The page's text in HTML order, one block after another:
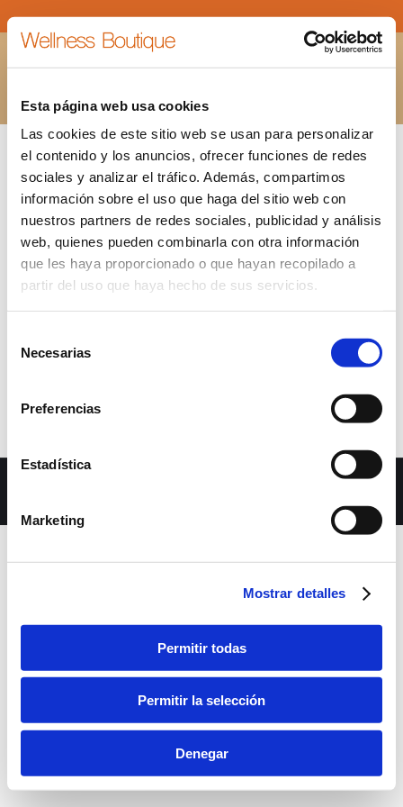
Esta página web usa cookies
Las cookies de este sitio web se usan para personalizar
el contenido y los anuncios, ofrecer funciones de redes
sociales y analizar el tráfico. Además, compartimos
información sobre el uso que haga del sitio web con
nuestros partners de redes sociales, publicidad y análisis
web, quienes pueden combinarla con otra información
que les haya proporcionado o que hayan recopilado a
partir del uso que haya hecho de sus servicios.
Necesarias
Preferencias
Estadística
Marketing
Mostrar detalles
Permitir todas
Permitir la selección
Denegar
DISEÑO-SIN-TÍTULO-(36)
premium WordPress themes